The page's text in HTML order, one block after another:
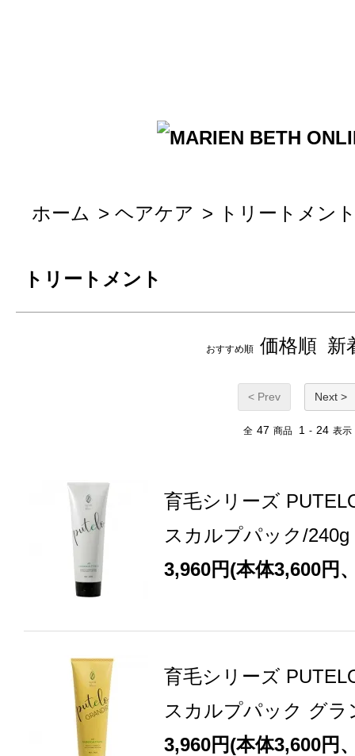
ホーム > ヘアケア > トリートメン
トリートメント
おすすめ順 価格順 新
< Prev Next >
全 47 商品 1 - 24 表示
育毛シリーズ
スカルプパック/240g
3,960円(本体3,600円
育毛シリーズ
スカルプパック グラ
3,960円(本体3,600円